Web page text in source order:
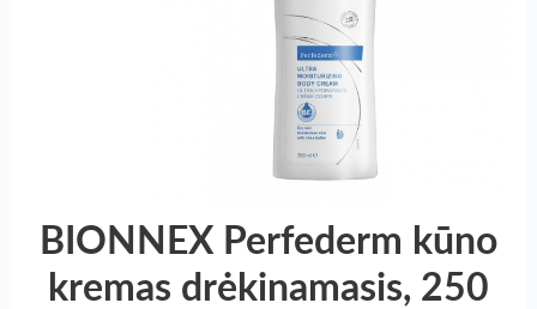
BIONNEX Perfederm kūno
kremas drėkinamasis, 250